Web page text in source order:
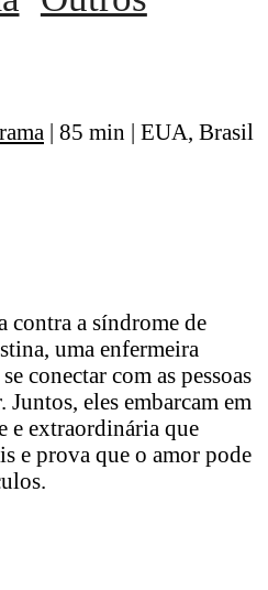
| 85 min | EUA, Brasil
contra a síndrome de
uma enfermeira
conectar com as pessoas
eles embarcam em
e extraordinária que
e prova que o amor pode